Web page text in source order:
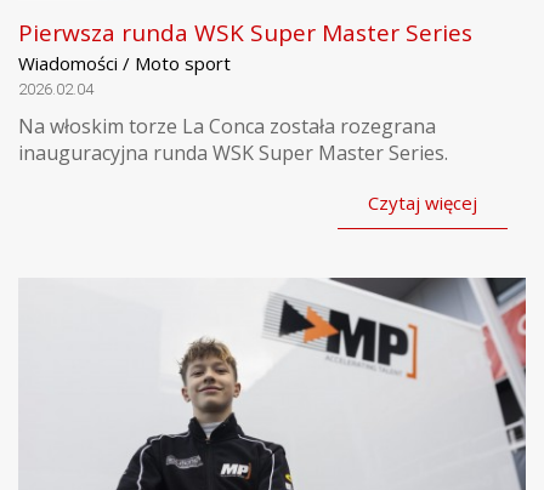
Pierwsza runda WSK Super Master Series
Wiadomości / Moto sport
2026.02.04
Na włoskim torze La Conca została rozegrana
inauguracyjna runda WSK Super Master Series.
Czytaj więcej